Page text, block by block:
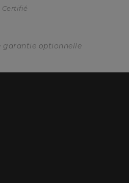
Certifié
garantie optionnelle